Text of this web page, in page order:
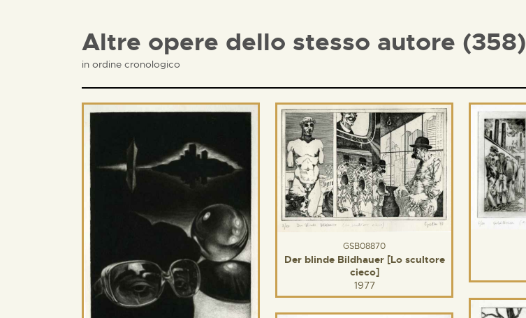
Altre opere dello stesso autore (358)
in ordine cronologico
GSB08870
Der blinde Bildhauer [Lo scultore
cieco]
1977